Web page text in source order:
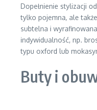
Dopełnienie stylizacji
tylko pojemna, ale
subtelna i
indywidualność, np.
typu oxford lub
Buty i